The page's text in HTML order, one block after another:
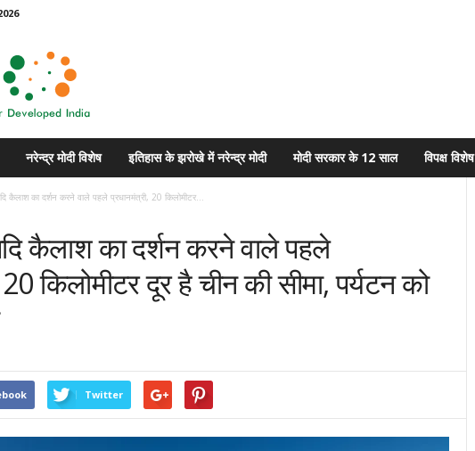
नरेन्द्र मोदी विशेष इतिहास के झरोखे में नरेन्द्र मोदी मोदी सरकार के 12 साल विपक्ष विशेष
कैलाश का दर्शन करने वाले पहले प्रधानमंत्री, 20 किलोमीटर...
कैलाश का दर्शन करने वाले पहले
किलोमीटर दूर है चीन की सीमा, पर्यटन को
Twitter